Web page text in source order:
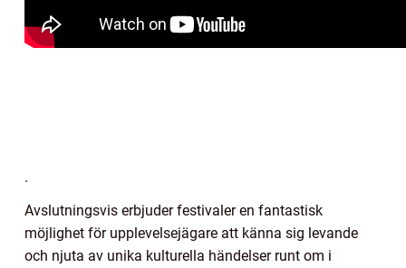
.
Avslutningsvis erbjuder festivaler en fantastisk
möjlighet för upplevelsejägare att känna sig levande
och njuta av unika kulturella händelser runt om i